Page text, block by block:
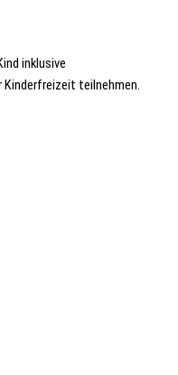
inklusive
Kinderfreizeit teilnehmen.